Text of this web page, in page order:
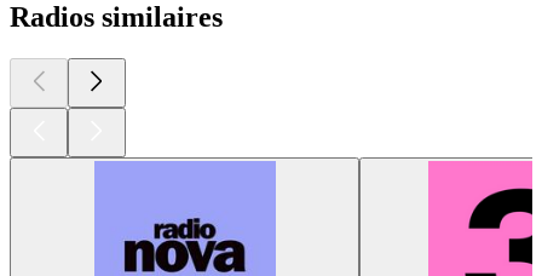
Radios similaires